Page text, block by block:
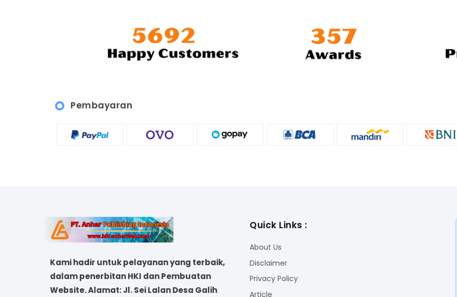
Pembayaran
Kami hadir untuk pelayanan yang terbaik,
dalam penerbitan HKI dan Pembuatan
Website. Alamat: Jl. Sei Lalan Desa Galih
Quick Links :
About Us
Disclaimer
Privacy Policy
Article